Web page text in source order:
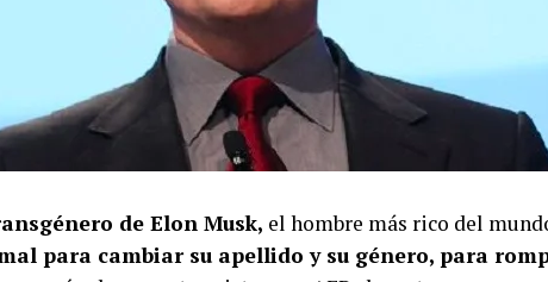
de Elon Musk, el hombre más rico del
para cambiar su apellido y su género, para